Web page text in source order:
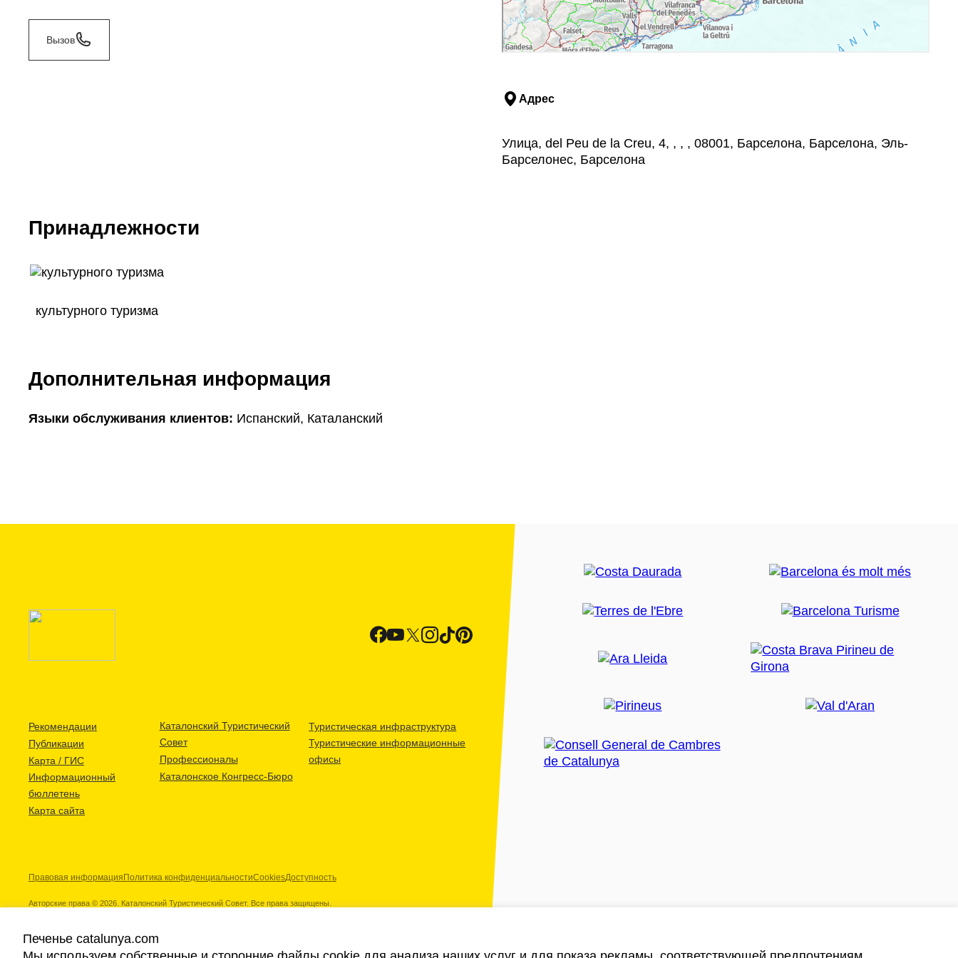
Вызов
Адрес
Улица, del Peu de la Creu, 4, , , , 08001, Барселона, Барселона, Эль-
Барселонес, Барселона
Принадлежности
культурного туризма
Дополнительная информация
Языки обслуживания клиентов: Испанский, Каталанский
Рекомендации
Публикации
Карта / ГИС
Информационный
бюллетень
Карта сайта
Каталонский Туристический
Совет
Профессионалы
Каталонское Конгресс-Бюро
Туристическая инфраструктура
Туристические информационные
офисы
Правовая информация Политика конфиденциальностиCookiesДоступность
Авторские права © 2026. Каталонский Туристический Совет. Все права защищены.
Печенье catalunya.com